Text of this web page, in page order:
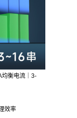
均衡电流｜3-
效率